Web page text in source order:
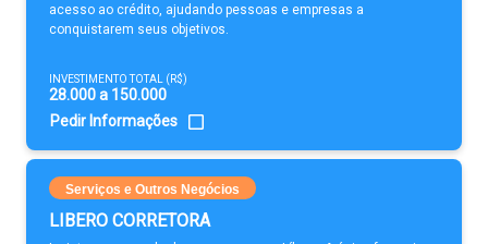
acesso ao crédito, ajudando pessoas e empresas a
conquistarem seus objetivos.
INVESTIMENTO TOTAL (R$)
28.000 a 150.000
Pedir Informações
Serviços e Outros Negócios
LIBERO CORRETORA